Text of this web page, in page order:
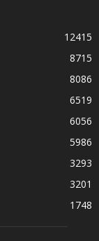
12415
8715
8086
6519
6056
5986
3293
3201
1748